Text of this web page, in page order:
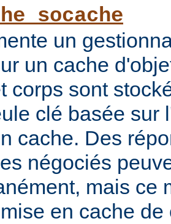
un
un cache
corps sont
clé basée sur
cache. Des
négociés
mais ce
en cache